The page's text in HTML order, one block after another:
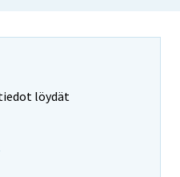
löydät